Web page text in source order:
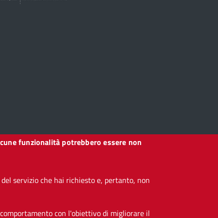
funzionalità potrebbero essere non
servizio che hai richiesto e, pertanto, non
con l'obiettivo di migliorare il